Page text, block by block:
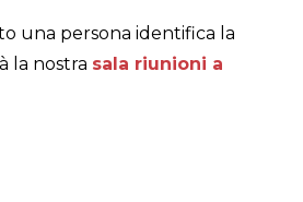
una persona identifica la
la nostra sala riunioni a